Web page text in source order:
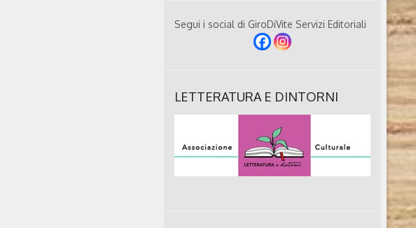
Segui i social di GiroDiVite Servizi Editoriali
LETTERATURA E DINTORNI